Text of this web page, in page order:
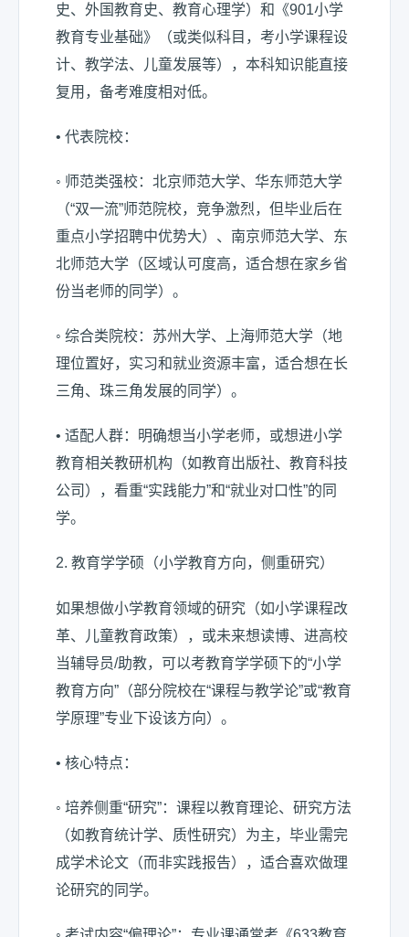
史、外国教育史、教育心理学）和《901小学
教育专业基础》（或类似科目，考小学课程设
计、教学法、儿童发展等），本科知识能直接
复用，备考难度相对低。
• 代表院校：
◦ 师范类强校：北京师范大学、华东师范大学
（“双一流”师范院校，竞争激烈，但毕业后在
重点小学招聘中优势大）、南京师范大学、东
北师范大学（区域认可度高，适合想在家乡省
份当老师的同学）。
◦ 综合类院校：苏州大学、上海师范大学（地
理位置好，实习和就业资源丰富，适合想在长
三角、珠三角发展的同学）。
• 适配人群：明确想当小学老师，或想进小学
教育相关教研机构（如教育出版社、教育科技
公司），看重“实践能力”和“就业对口性”的同
学。
2. 教育学学硕（小学教育方向，侧重研究）
如果想做小学教育领域的研究（如小学课程改
革、儿童教育政策），或未来想读博、进高校
当辅导员/助教，可以考教育学学硕下的“小学
教育方向”（部分院校在“课程与教学论”或“教育
学原理”专业下设该方向）。
• 核心特点：
◦ 培养侧重“研究”：课程以教育理论、研究方法
（如教育统计学、质性研究）为主，毕业需完
成学术论文（而非实践报告），适合喜欢做理
论研究的同学。